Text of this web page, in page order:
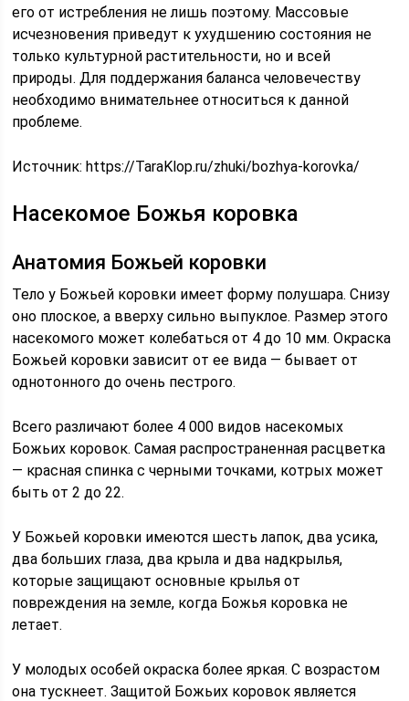
его от истребления не лишь поэтому. Массовые
исчезновения приведут к ухудшению состояния не
только культурной растительности, но и всей
природы. Для поддержания баланса человечеству
необходимо внимательнее относиться к данной
проблеме.
Источник:https://TaraKlop.ru/zhuki/bozhya-korovka/
Насекомое Божья коровка
Анатомия Божьей коровки
Тело у Божьей коровки имеет форму полушара. Снизу
оно плоское, а вверху сильно выпуклое. Размер этого
насекомого может колебаться от 4 до 10 мм. Окраска
Божьей коровки зависит от ее вида — бывает от
однотонного до очень пестрого.
Всего различают более 4 000 видов насекомых
Божьих коровок. Самая распространенная расцветка
— красная спинка с черными точками, котрых может
быть от 2 до 22.
У Божьей коровки имеются шесть лапок, два усика,
два больших глаза, два крыла и два надкрылья,
которые защищают основные крылья от
повреждения на земле, когда Божья коровка не
летает.
У молодых особей окраска более яркая. С возрастом
она тускнеет. Защитой Божьих коровок является